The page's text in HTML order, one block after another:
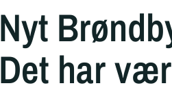
Nyt
Det har